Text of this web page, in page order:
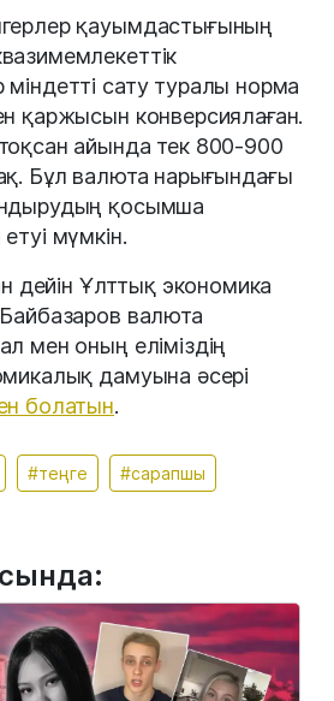
қауымдастығының
сату туралы норма
қаржысын конверсиялаған.
айында тек 800-900
Бұл валюта нарығындағы
қосымша
мүмкін.
дейін Ұлттық экономика
валюта
мен оның еліміздің
дамуына әсері
болатын.
#теңге #сарапшы